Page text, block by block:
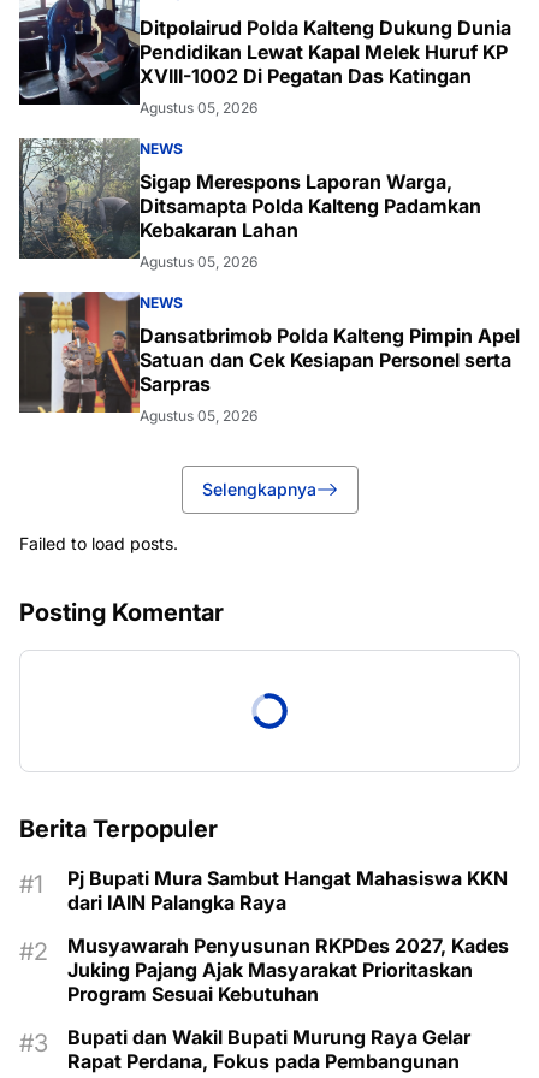
Ditpolairud Polda Kalteng Dukung Dunia
Pendidikan Lewat Kapal Melek Huruf KP
XVIII-1002 Di Pegatan Das Katingan
Agustus 05, 2026
NEWS
Sigap Merespons Laporan Warga,
Ditsamapta Polda Kalteng Padamkan
Kebakaran Lahan
Agustus 05, 2026
NEWS
Dansatbrimob Polda Kalteng Pimpin Apel
Satuan dan Cek Kesiapan Personel serta
Sarpras
Agustus 05, 2026
Selengkapnya
Failed to load posts.
Posting Komentar
Berita Terpopuler
Pj Bupati Mura Sambut Hangat Mahasiswa KKN
dari IAIN Palangka Raya
Musyawarah Penyusunan RKPDes 2027, Kades
Juking Pajang Ajak Masyarakat Prioritaskan
Program Sesuai Kebutuhan
Bupati dan Wakil Bupati Murung Raya Gelar
Rapat Perdana, Fokus pada Pembangunan